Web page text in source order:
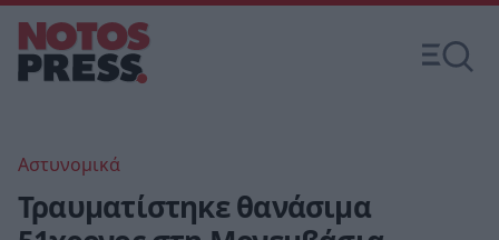
Αστυνομικά
Τραυματίστηκε θανάσιμα